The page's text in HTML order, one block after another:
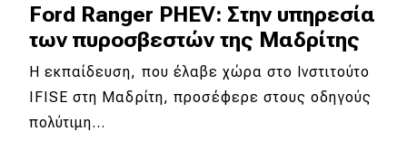
Νέα
Παρουσιάσεις
DRIVE Away
Ford Ranger PHEV: Στην υπηρεσία
των πυροσβεστών της Μαδρίτης
Η εκπαίδευση, που έλαβε χώρα στο Ινστιτούτο
IFISE στη Μαδρίτη, προσέφερε στους οδηγούς
πολύτιμη…